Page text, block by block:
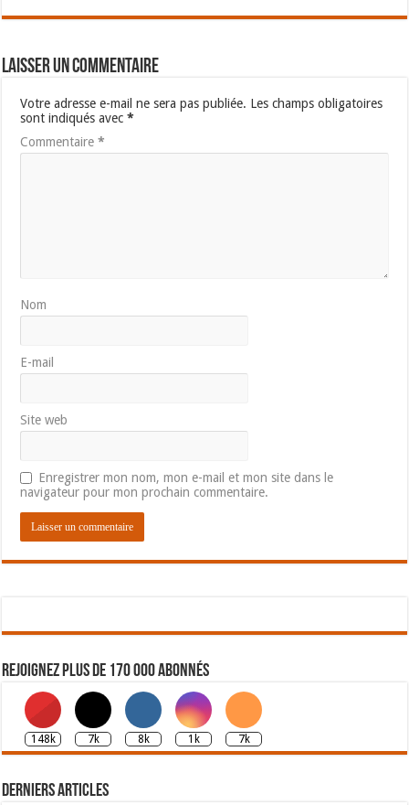
Laisser un commentaire
Votre adresse e-mail ne sera pas publiée. Les champs obligatoires
sont indiqués avec*
Commentaire*
Nom
E-mail
Site web
Enregistrer mon nom, mon e-mail et mon site dans le
navigateur pour mon prochain commentaire.
Rejoignez plus de 170 000 abonnés
148k 7k 8k 1k 7k
Derniers articles